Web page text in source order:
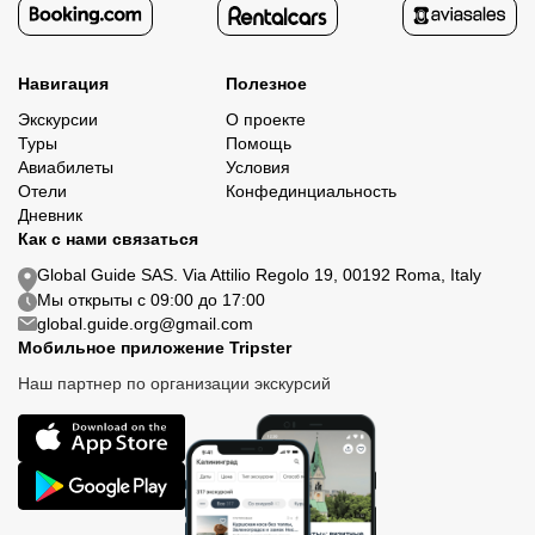
Навигация
Экскурсии
Туры
Авиабилеты
Отели
Дневник
Полезное
О проекте
Помощь
Условия
Конфединциальность
Как с нами связаться
Global Guide SAS. Via Attilio Regolo 19, 00192 Roma, Italy
Мы открыты с 09:00 до 17:00
global.guide.org@gmail.com
Мобильное приложение Tripster
Наш партнер по организации экскурсий